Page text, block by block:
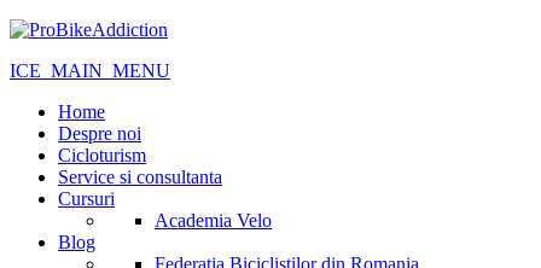
ICE_MAIN_MENU
Home
Despre noi
Cicloturism
Service si consultanta
Cursuri
Academia Velo
Blog
Federatia Biciclistilor din Romania